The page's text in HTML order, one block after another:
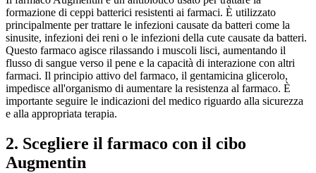
formazione di ceppi batterici resistenti ai farmaci. È utilizzato
principalmente per trattare le infezioni causate da batteri come la
sinusite, infezioni dei reni o le infezioni della cute causate da batteri.
Questo farmaco agisce rilassando i muscoli lisci, aumentando il
flusso di sangue verso il pene e la capacità di interazione con altri
farmaci. Il principio attivo del farmaco, il gentamicina glicerolo,
impedisce all'organismo di aumentare la resistenza al farmaco. È
importante seguire le indicazioni del medico riguardo alla sicurezza
e alla appropriata terapia.
2. Scegliere il farmaco con il cibo
Augmentin